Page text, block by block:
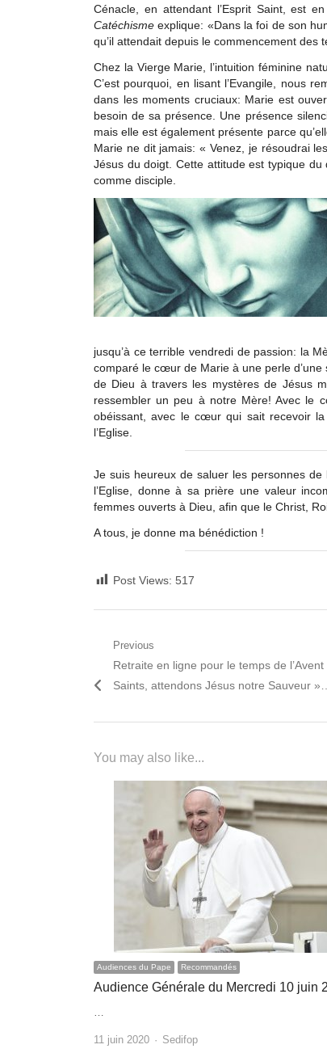
Cénacle, en attendant l’Esprit Saint, est
Catéchismeexplique: «Dans la foi de son
qu’il attendait depuis le commencement des
Chez la Vierge Marie, l’intuition féminine
C’est pourquoi, en lisant l’Evangile, nous
dans les moments cruciaux: Marie est
besoin de sa présence. Une présence
mais elle est également présente parce
Marie ne dit jamais: « Venez, je résoudrai
Jésus du doigt. Cette attitude est typique
comme disciple.
jusqu’à ce terrible vendredi de passion: la
comparé le cœur de Marie à une perle
de Dieu à travers les mystères de Jésus
ressembler un peu à notre Mère! Avec
obéissant, avec le cœur qui sait recevoir
l’Eglise.
Je suis heureux de saluer les personnes
l’Eglise, donne à sa prière une valeur
femmes ouverts à Dieu, afin que le Christ,
A tous, je donne ma bénédiction !
Post Views: 517
Navigation
de
Previous
Previous
post:
Retraite en ligne pour le temps de
Saints, attendons Jésus notre Sauveur »…
You may also like...
Audiences du Pape Recommandés
Audience Générale du Mercredi 10 juin
11 juin 2020 Author
Sedifop